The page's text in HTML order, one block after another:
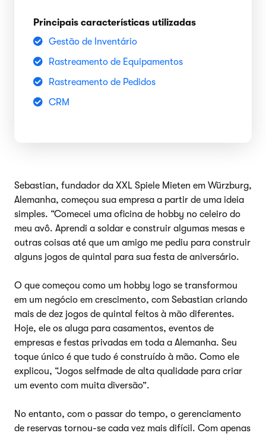
Principais características utilizadas
Gestão de Inventário
Rastreamento de Equipamentos
Rastreamento de Pedidos
CRM
Sebastian, fundador da XXL Spiele Mieten em Würzburg,
Alemanha, começou sua empresa a partir de uma ideia
simples. “Comecei uma oficina de hobby no celeiro do
meu avô. Aprendi a soldar e construir algumas mesas e
outras coisas até que um amigo me pediu para construir
alguns jogos de quintal para sua festa de aniversário.
O que começou como um hobby logo se transformou
em um negócio em crescimento, com Sebastian criando
mais de dez jogos de quintal feitos à mão diferentes.
Hoje, ele os aluga para casamentos, eventos de
empresas e festas privadas em toda a Alemanha. Seu
toque único é que tudo é construído à mão. Como ele
explicou, “Jogos selfmade de alta qualidade para criar
um evento com muita diversão”.
No entanto, com o passar do tempo, o gerenciamento
de reservas tornou-se cada vez mais difícil. Com apenas